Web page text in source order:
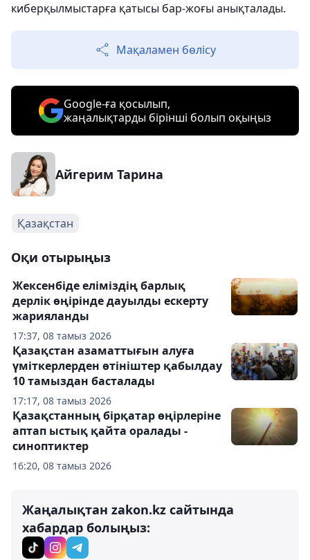
киберқылмыстарға қатысы бар-жоғы анықталады.
Мақаламен бөлісу
Google-ға қосылып,
жаңалықтарды бірінші болып оқыңыз
Айгерим Тарина
Қазақстан
Оқи отырыңыз
17:37, 08 тамыз 2026
Жексенбіде еліміздің барлық
дерлік өңірінде дауылды ескерту
жарияланды
17:17, 08 тамыз 2026
Қазақстан азаматтығын алуға
үміткерлерден өтініштер қабылдау
10 тамыздан басталады
16:20, 08 тамыз 2026
Қазақстанның бірқатар өңірлеріне
аптап ыстық қайта оралады -
синоптиктер
Жаңалықтан zakon.kz сайтында
хабардар болыңыз: